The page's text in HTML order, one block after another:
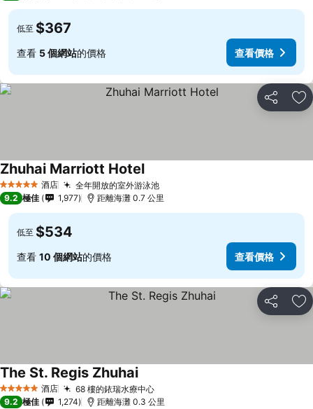
低至 $367
查看 5 個網站的價格 查看價格
分享 放
5 星級 酒店 全年開放的室外游泳池
Zhuhai Marriott Hotel
9.2 極佳 1,977 距離海灘 0.7 公里
低至 $534
查看 10 個網站的價格 查看價格
分享 放
5 星級 酒店 68 樓的銥瑞水療中心
The St. Regis Zhuhai
9.2 極佳 1,274 距離海灘 0.3 公里